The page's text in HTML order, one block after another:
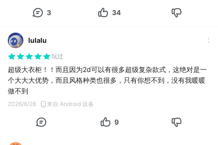
无限暖暖，为此特意买的游戏本。。。叠纸你赢了，其实对于其他
慢悠悠的，看见自己女鹅穿的这些漂亮的裙裙，就想着自己也打扮
的美美的，衣服越多越满足，尊嘟很爱奇迹暖暖。
3 34
lulalu
玩过
超级大衣柜！！而且因为2d可以有很多超级复杂款式，这绝对是一
个大大大优势，而且风格种类也很多，只有你想不到，没有我暖暖
做不到
2026/6/28 来自 Android 设备
9